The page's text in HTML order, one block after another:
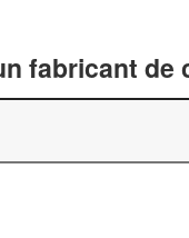
fabricant